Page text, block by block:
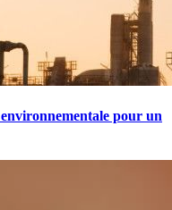
pour un